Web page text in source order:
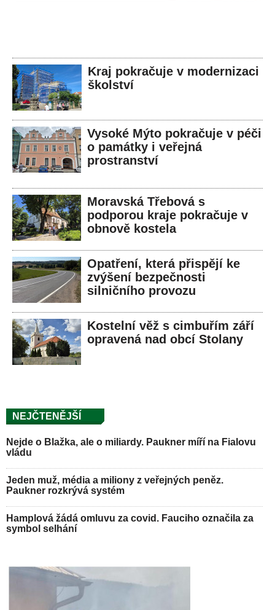
Kraj pokračuje v modernizaci
školství
Vysoké Mýto pokračuje v péči
o památky i veřejná
prostranství
Moravská Třebová s
podporou kraje pokračuje v
obnově kostela
Opatření, která přispějí ke
zvýšení bezpečnosti
silničního provozu
Kostelní věž s cimbuřím září
opravená nad obcí Stolany
NEJČTENĚJŠÍ
Nejde o Blažka, ale o miliardy. Paukner míří na Fialovu
vládu
Jeden muž, média a miliony z veřejných peněz.
Paukner rozkrývá systém
Hamplová žádá omluvu za covid. Fauciho označila za
symbol selhání